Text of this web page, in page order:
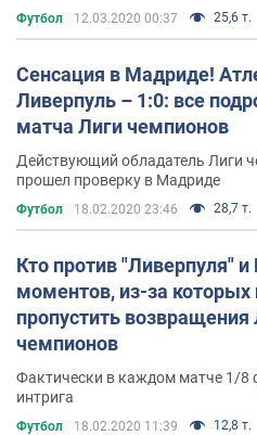
Футбол 12.03.2020 00:37 25,6 т.
Сенсация в Мадриде!
Ливерпуль – 1:0: все
матча Лиги чемпионов
Действующий обладатель Лиги
прошел проверку в Мадриде
Футбол 18.02.2020 23:46 28,7 т.
Кто против "Ливерпуля" и
моментов, из-за которых
пропустить возвращения
чемпионов
Фактически в каждом матче 1/8
интрига
Футбол 18.02.2020 11:39 12,8 т.